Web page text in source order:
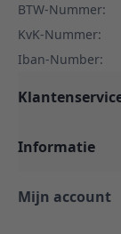
BTW-Nummer:
KvK-Nummer:
Iban-Number:
Informatie
Mijn account